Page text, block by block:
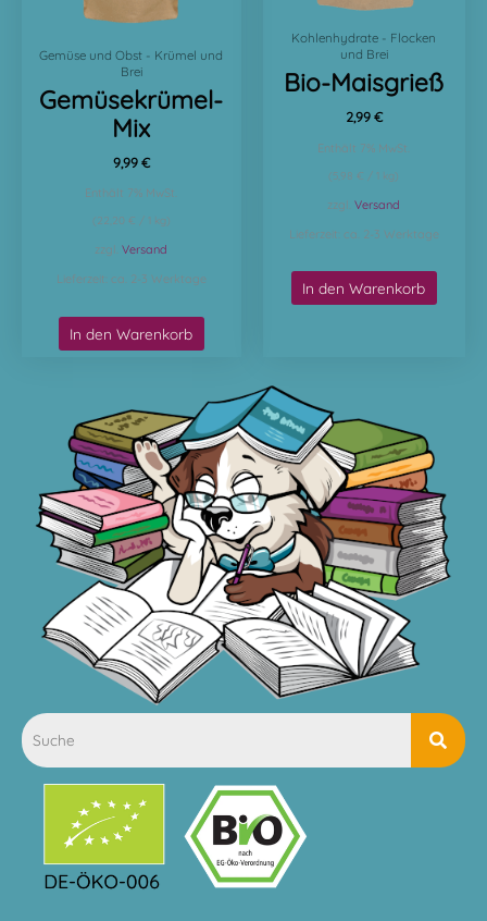
Gemüse und Obst - Krümel und
Brei
Gemüsekrümel-
Mix
9,99 €
Enthält 7% MwSt.
(22,20 € / 1 kg)
zzgl.Versand
Lieferzeit: ca. 2-3 Werktage
In den Warenkorb
Kohlenhydrate - Flocken
und Brei
Bio-Maisgrieß
2,99 €
Enthält 7% MwSt.
(5,98 € / 1 kg)
zzgl.Versand
Lieferzeit: ca. 2-3 Werktage
In den Warenkorb